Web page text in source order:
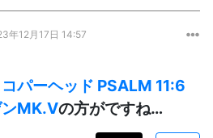
年12月17日 14:57
コパーヘッド PSALM 11:6
MK.Vの方がですね…